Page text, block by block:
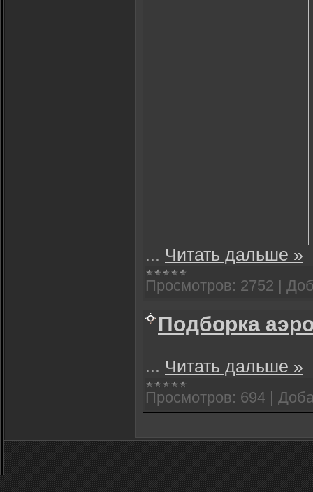
... Читать дальше »
Просмотров: 2752 |
Подборка
... Читать дальше »
Просмотров: 694 |